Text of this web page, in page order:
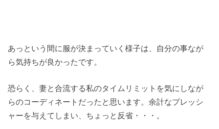
あっという間に服が決まっていく様子は、自分の事なが
ら気持ちが良かったです。
恐らく、妻と合流する私のタイムリミットを気にしなが
らのコーディネートだったと思います。余計なプレッシ
ャーを与えてしまい、ちょっと反省・・・。